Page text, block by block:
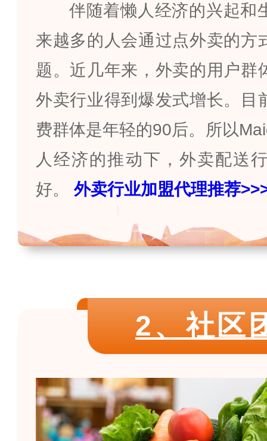
伴随着懒人经济的兴起和
来越多的人会通过点外卖的方
题。近几年来，外卖的用户群
外卖行业得到爆发式增长。目
费群体是年轻的90后。所以
人经济的推动下，外卖配送
好。 外卖行业加盟代理推荐
2、社区